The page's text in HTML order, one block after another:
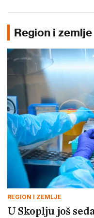
Region i zemlje
REGION I ZEMLJE
U Skoplju još